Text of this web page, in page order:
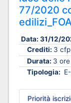
77/2020
Data: 31/12/
Crediti: 3 cfp
Durata: 3 ore
Tipologia:
Priorità